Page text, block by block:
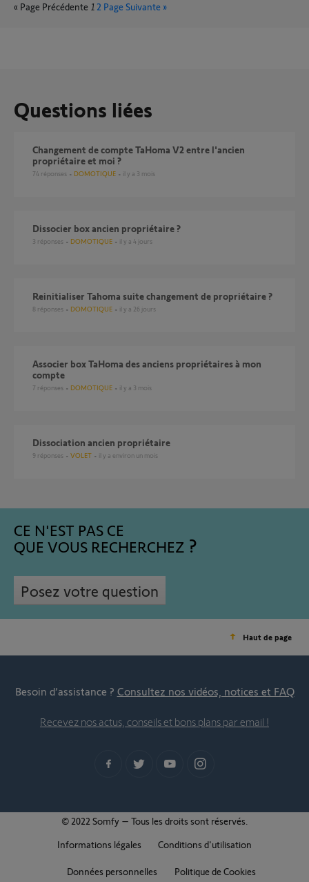
« Page Précédente 1 2 Page Suivante »
Questions liées
Changement de compte TaHoma V2 entre l'ancien
propriétaire et moi ?
74 réponses DOMOTIQUE il y a 3 mois
Dissocier box ancien propriétaire ?
3 réponses DOMOTIQUE il y a 4 jours
Reinitialiser Tahoma suite changement de propriétaire ?
8 réponses DOMOTIQUE il y a 26 jours
Associer box TaHoma des anciens propriétaires à mon
compte
7 réponses DOMOTIQUE il y a 3 mois
Dissociation ancien propriétaire
9 réponses VOLET il y a environ un mois
CE N'EST PAS CE
QUE VOUS RECHERCHEZ
Posez votre question
Haut de page
Besoin d’assistance ? Consultez nos vidéos, notices et FAQ
Recevez nos actus, conseils et bons plans par email !
© 2022 Somfy – Tous les droits sont réservés.
Informations légales
Conditions d'utilisation
Données personnelles Politique de Cookies